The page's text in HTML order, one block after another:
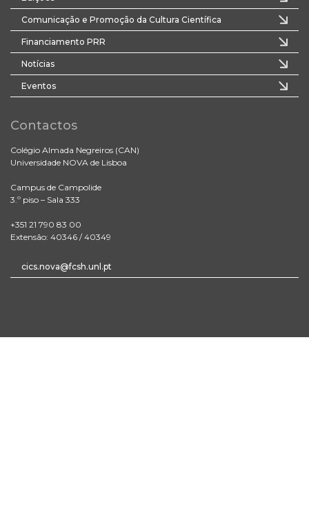
Comunicação e Promoção da Cultura Científica
Financiamento PRR
Notícias
Eventos
Contactos
Colégio Almada Negreiros (CAN)
Universidade NOVA de Lisboa
Campus de Campolide
3.º piso – Sala 333
+351 21 790 83 00
Extensão: 40346 / 40349
cics.nova@fcsh.unl.pt